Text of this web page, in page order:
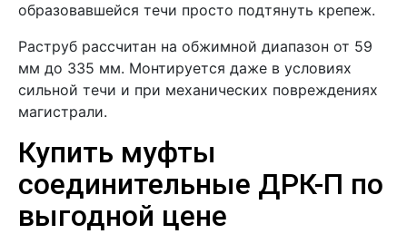
образовавшейся течи просто подтянуть крепеж.
Раструб рассчитан на обжимной диапазон от 59
мм до 335 мм. Монтируется даже в условиях
сильной течи и при механических повреждениях
магистрали.
Купить муфты
соединительные ДРК-П по
выгодной цене